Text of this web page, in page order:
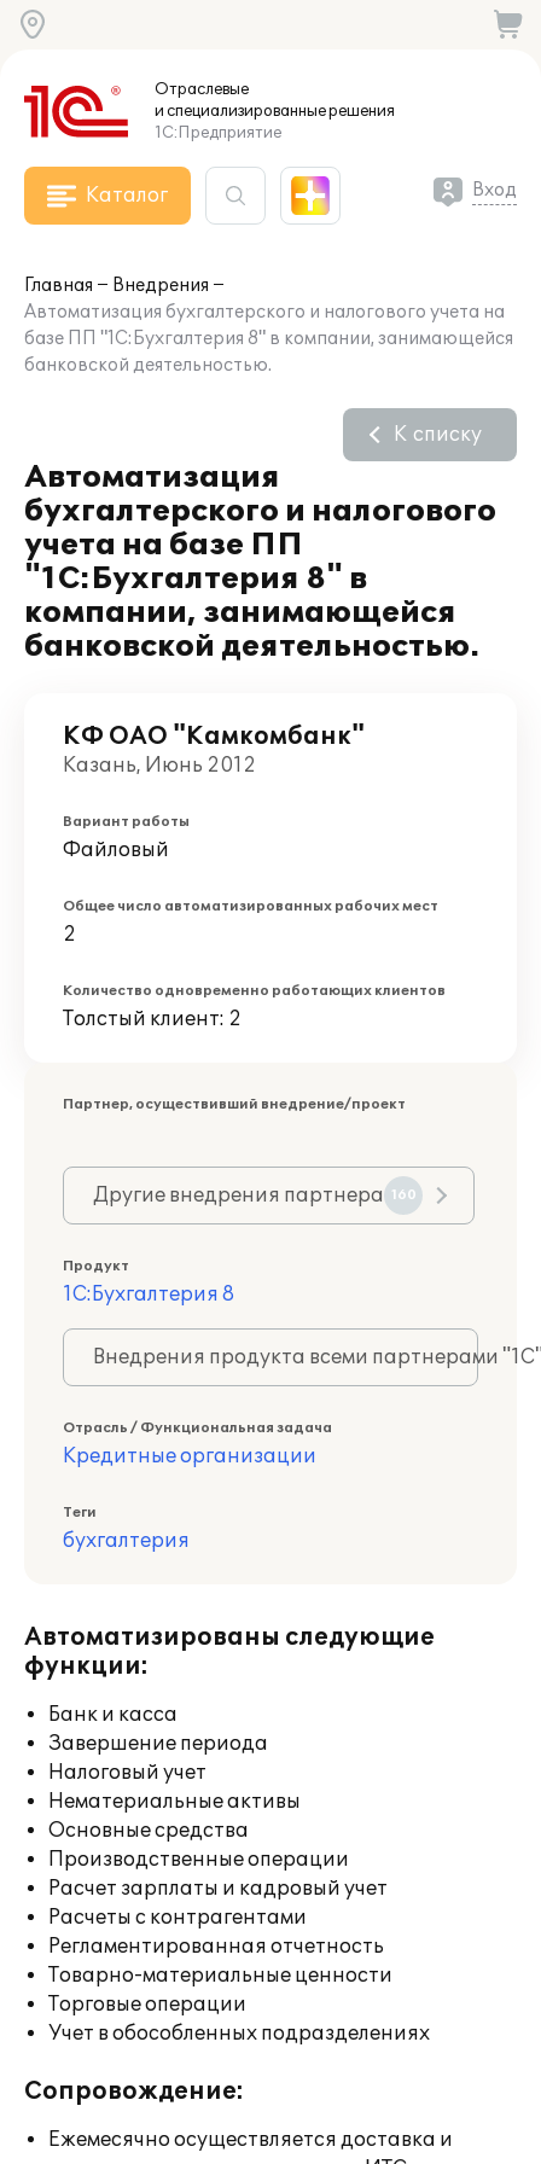
Отраслевые
и специализированныерешения
1С:Предприятие
Каталог Вход
Главная
Внедрения
Автоматизация бухгалтерского и налогового учета на
базе ПП "1С:Бухгалтерия 8" в компании, занимающейся
банковской деятельностью.
Автоматизация
бухгалтерского и налогового
учета на базе ПП
"1С:Бухгалтерия 8" в
компании, занимающейся
банковской деятельностью.
К списку
КФ ОАО "Камкомбанк"
Казань, Июнь 2012
Вариант работы
Файловый
Общее число автоматизированных рабочих мест
2
Количество одновременно работающих клиентов
Толстый клиент: 2
Партнер, осуществивший внедрение/проект
Другие внедрения партнера 160
Продукт
1С:Бухгалтерия 8
Внедрения продукта всеми партнерами
Отрасль / Функциональная задача
Кредитные организации
Теги
бухгалтерия
Автоматизированы следующие
функции:
Банк и касса
Завершение периода
Налоговый учет
Нематериальные активы
Основные средства
Производственные операции
Расчет зарплаты и кадровый учет
Расчеты с контрагентами
Регламентированная отчетность
Товарно-материальные ценности
Торговые операции
Учет в обособленных подразделениях
Сопровождение:
Ежемесячно осуществляется доставка и